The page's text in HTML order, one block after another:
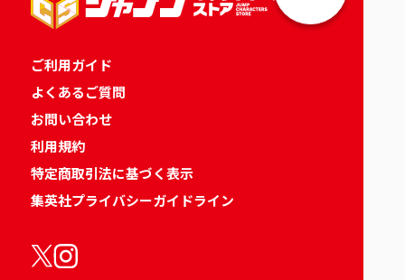
ご利用ガイド
よくあるご質問
お問い合わせ
利用規約
特定商取引法に基づく表示
集英社プライバシーガイドライン